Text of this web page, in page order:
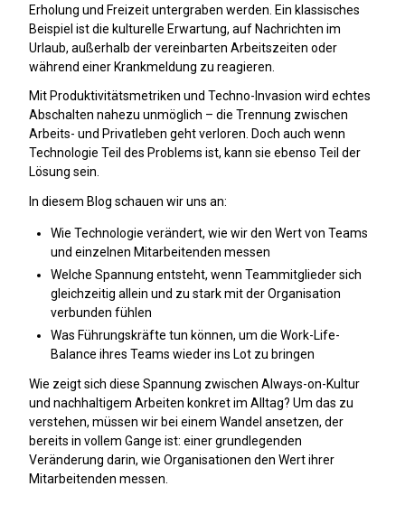
Erholung und Freizeit untergraben werden. Ein klassisches
Beispiel ist die kulturelle Erwartung, auf Nachrichten im
Urlaub, außerhalb der vereinbarten Arbeitszeiten oder
während einer Krankmeldung zu reagieren.
Mit Produktivitätsmetriken und Techno-Invasion wird echtes
Abschalten nahezu unmöglich – die Trennung zwischen
Arbeits- und Privatleben geht verloren. Doch auch wenn
Technologie Teil des Problems ist, kann sie ebenso Teil der
Lösung sein.
In diesem Blog schauen wir uns an:
Wie Technologie verändert, wie wir den Wert von Teams
und einzelnen Mitarbeitenden messen
Welche Spannung entsteht, wenn Teammitglieder sich
gleichzeitig allein und zu stark mit der Organisation
verbunden fühlen
Was Führungskräfte tun können, um die Work-Life-
Balance ihres Teams wieder ins Lot zu bringen
Wie zeigt sich diese Spannung zwischen Always-on-Kultur
und nachhaltigem Arbeiten konkret im Alltag? Um das zu
verstehen, müssen wir bei einem Wandel ansetzen, der
bereits in vollem Gange ist: einer grundlegenden
Veränderung darin, wie Organisationen den Wert ihrer
Mitarbeitenden messen.